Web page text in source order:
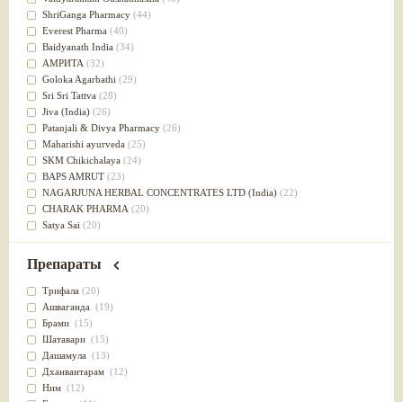
Успокоительное(36)
Для глаз(34)
от геморроя(34)
Противовоспалительное
Для Питта доши(32)
Для сердца(32)
Для сосудов головного мозга
Для полости рта(32)
Дефицит железа(31)
Для лица(31)
Употребление в пищу
Ароматерапия(29)
Жаропонижающее(29)
для памяти(28)
для почек(28)
Слабительное (28)
Афродизиак(27)
Напитки(27)
Для йоги (27)
Для потенции(26)
Для душа(25)
для концентрации внимания
при нарушении эрекции
ShriGanga Pharmacy (44)
Everest Pharma (40)
Baidyanath India (34)
АМРИТА (32)
Goloka Agarbathi (29)
Sri Sri Tattva (28)
Jiva (India) (26)
Patanjali & Divya Pharmacy (26)
Maharishi ayurveda (25)
SKM Chikichalaya (24)
BAPS AMRUT (23)
NAGARJUNA HERBAL CONCENTRATES LTD (India) (22)
CHARAK PHARMA (20)
Satya Sai (20)
Vyas(20)
Kerala Ayurveda
(19)
Organic India pvt ltd
Lalita(16)
Ashtang Herbals
Alarsin(14)
Vasu Health care
Baraka(13)
Dabur India Ltd
Препараты
Трифала (20)
Ашваганда (19)
Брами (15)
Шатавари (15)
Дашамула (13)
Дханвантарам (12)
Ним (12)